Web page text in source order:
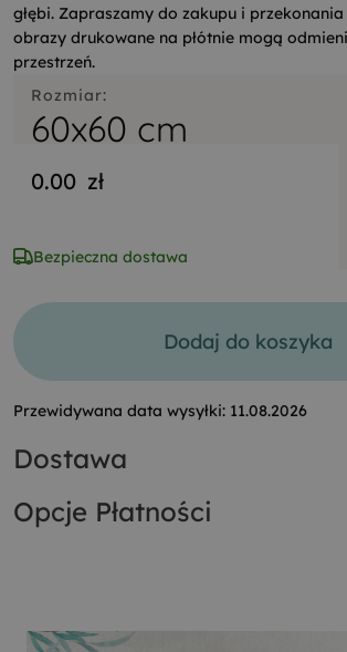
głębi. Zapraszamy do zakupu i
obrazy drukowane na płótnie mogą
przestrzeń.
Rozmiar:
60x60 cm
0.00 zł
Bezpieczna dostawa
Dodaj do koszyka
Przewidywana data wysyłki: 11.08.2026
Dostawa
Opcje Płatności